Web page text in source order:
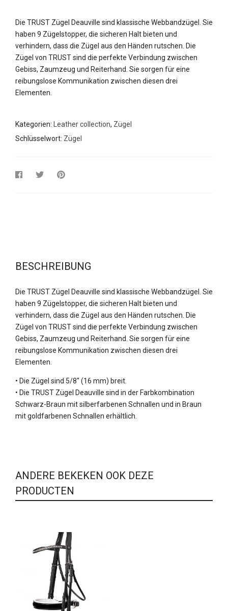
Die TRUST Zügel Deauville sind klassische Webbandzügel. Sie
haben 9 Zügelstopper, die sicheren Halt bieten und
verhindern, dass die Zügel aus den Händen rutschen. Die
Zügel von TRUST sind die perfekte Verbindung zwischen
Gebiss, Zaumzeug und Reiterhand. Sie sorgen für eine
reibungslose Kommunikation zwischen diesen drei
Elementen.
Kategorien: Leather collection, Zügel
Schlüsselwort: Zügel
BESCHREIBUNG
Die TRUST Zügel Deauville sind klassische Webbandzügel. Sie
haben 9 Zügelstopper, die sicheren Halt bieten und
verhindern, dass die Zügel aus den Händen rutschen. Die
Zügel von TRUST sind die perfekte Verbindung zwischen
Gebiss, Zaumzeug und Reiterhand. Sie sorgen für eine
reibungslose Kommunikation zwischen diesen drei
Elementen.
• Die Zügel sind 5/8″ (16 mm) breit.
• Die TRUST Zügel Deauville sind in der Farbkombination
Schwarz-Braun mit silberfarbenen Schnallen und in Braun
mit goldfarbenen Schnallen erhältlich.
ANDERE BEKEKEN OOK DEZE
PRODUCTEN